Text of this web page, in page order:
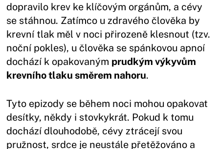
dopravilo krev ke klíčovým orgánům, a cévy
se stáhnou. Zatímco u zdravého člověka by
krevní tlak měl v noci přirozeně klesnout (tzv.
noční pokles), u člověka se spánkovou apnoí
dochází k opakovaným prudkým výkyvům
krevního tlaku směrem nahoru.
Tyto epizody se během noci mohou opakovat
desítky, někdy i stovkykrát. Pokud k tomu
dochází dlouhodobě, cévy ztrácejí svou
pružnost, srdce je neustále přetěžováno a